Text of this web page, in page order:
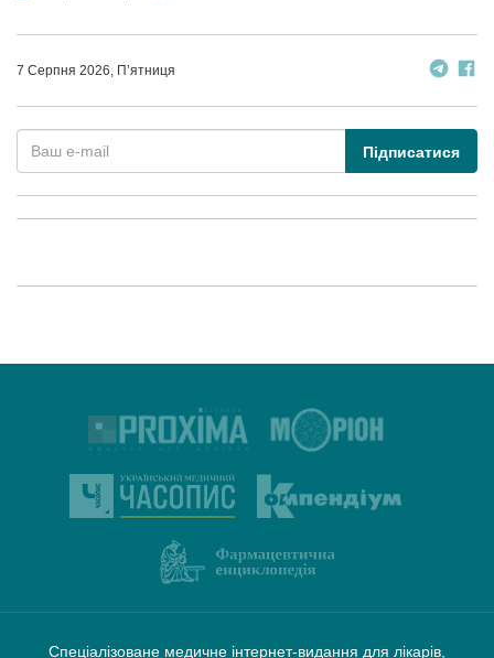
7 Серпня 2026, П’ятниця
Підписатися
Спеціалізоване медичне інтернет-видання для лікарів,